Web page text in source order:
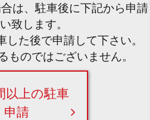
は、駐車後に下記から申請
致します。
した後で申請して下さい。
ものではございません。
以上の駐車
申請